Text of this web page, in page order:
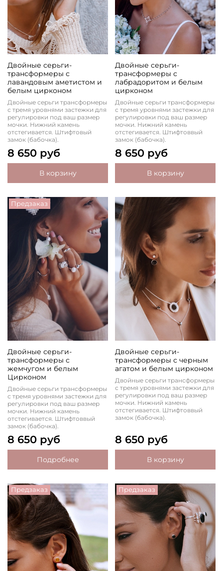
Двойные серьги-
трансформеры с
лавандовым аметистом и
белым цирконом
Двойные серьги трансформеры
с тремя уровнями застежки для
регулировки под ваш размер
мочки. Нижний камень
отстегивается. Штифтовый
замок (бабочка).
8 650 руб
В корзину
Двойные серьги-
трансформеры с
лабрадоритом и белым
цирконом
Двойные серьги трансформеры
с тремя уровнями застежки для
регулировки под ваш размер
мочки. Нижний камень
отстегивается. Штифтоввый
замок (бабочка).
8 650 руб
В корзину
Предзаказ
Двойные серьги-
трансформеры с
жемчугом и белым
Цирконом
Двойные серьги трансформеры
с тремя уровнями застежки для
регулировки под ваш размер
мочки. Нижний камень
отстегивается. Штифтоввый
замок (бабочка).
8 650 руб
Подробнее
Двойные серьги-
трансформеры с черным
агатом и белым цирконом
Двойные серьги трансформеры
с тремя уровнями застежки для
регулировки под ваш размер
мочки. Нижний камень
отстегивается. Штифтоввый
замок (бабочка).
8 650 руб
В корзину
Предзаказ Предзаказ